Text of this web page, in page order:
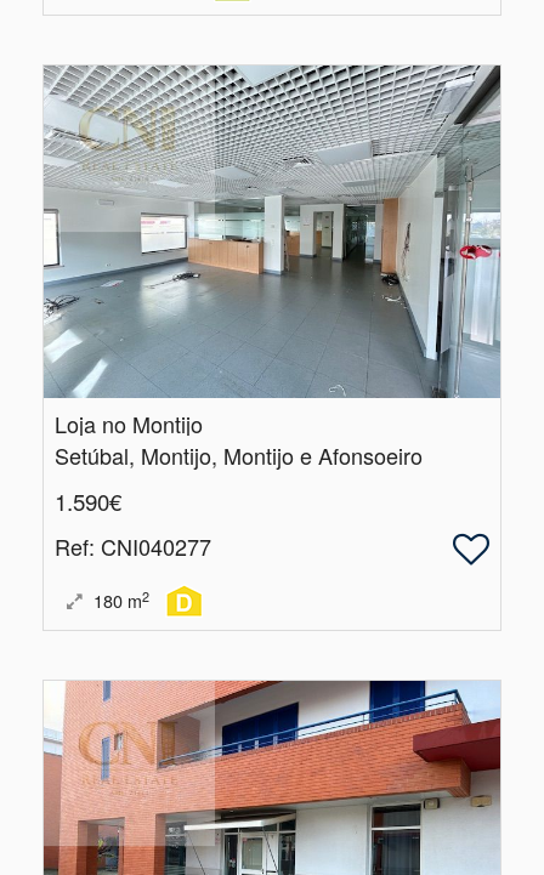
Loja no Montijo
Setúbal, Montijo, Montijo e Afonsoeiro
1.590€
Ref: CNI040277
180 m2